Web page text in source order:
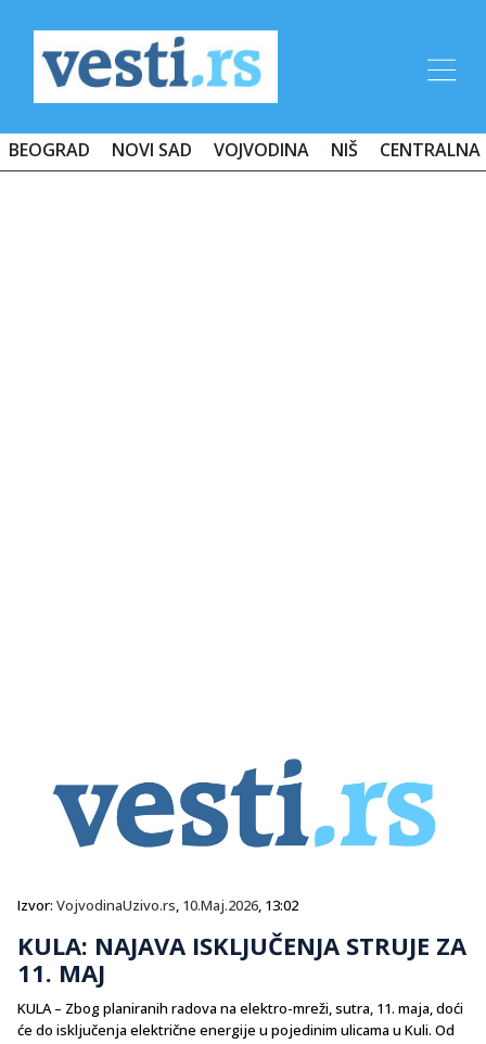
BEOGRAD NOVI SAD VOJVODINA NIŠ CENTRALNA
Izvor: VojvodinaUzivo.rs, 10.Maj.2026, 13:02
KULA: NAJAVA ISKLJUČENJA STRUJE ZA
11. MAJ
KULA – Zbog planiranih radova na elektro-mreži, sutra, 11. maja, doći
će do isključenja električne energije u pojedinim ulicama u Kuli. Od